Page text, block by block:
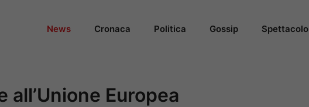
News Cronaca Politica Gossip Spettacolo
all’Unione Europea